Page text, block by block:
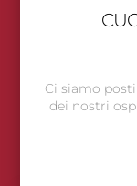
Ci siamo
dei nostri